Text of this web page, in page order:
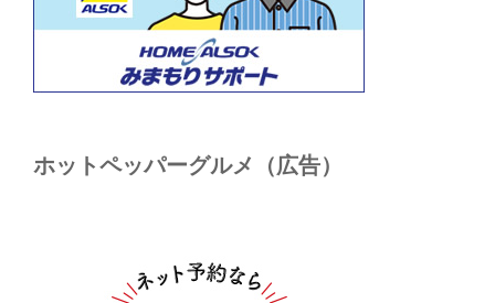
ホットペッパーグルメ（広告）